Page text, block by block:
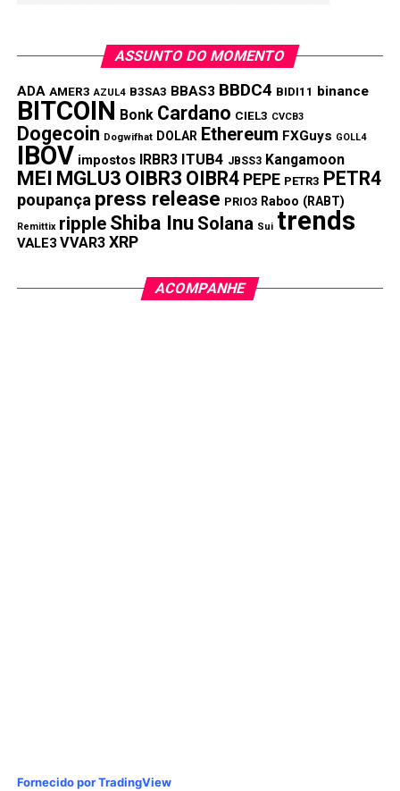
ASSUNTO DO MOMENTO
ADA AMER3 AZUL4 B3SA3 BBAS3 BBDC4 BIDI11 binance
BITCOIN Bonk Cardano CIEL3 CVCB3
Dogecoin Dogwifhat DOLAR Ethereum FXGuys GOLL4
IBOV impostos IRBR3 ITUB4 JBSS3 Kangamoon
MEI MGLU3 OIBR3 OIBR4 PEPE PETR3 PETR4
poupança press release PRIO3 Raboo (RABT)
Remittix ripple Shiba Inu Solana Sui trends
VALE3 VVAR3 XRP
ACOMPANHE
Fornecido por TradingView